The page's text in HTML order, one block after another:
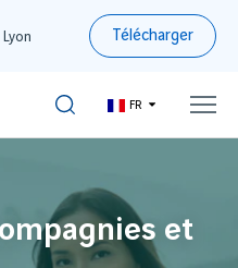
Lyon
Télécharger
FR
et